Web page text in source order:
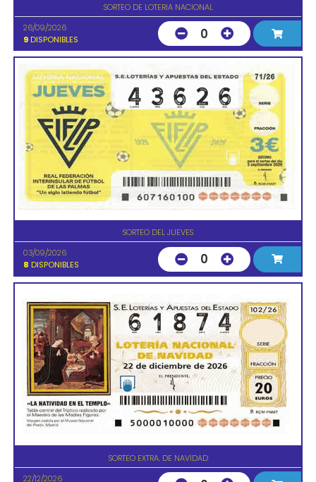
SORTEO DE LOTERIA NACIONAL
26/09/2026
9 DISPONIBLES 0
SORTEO DEL JUEVES
03/09/2026
8 DISPONIBLES 0
SORTEO EXTRA. DE NAVIDAD
22/12/2026